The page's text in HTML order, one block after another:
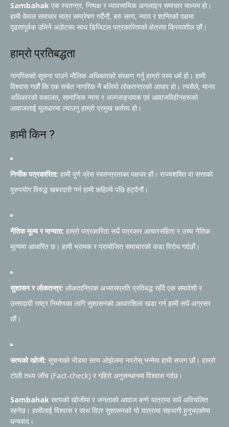
Sambahak एक स्वतन्त्र, निष्पक्ष र व्यावसायिक अनलाइन समाचार माध्यम हो।
हामी केवल समाचार मात्र सम्प्रेषण गर्दैनौं, बरु सत्य, न्याय र शान्तिको पक्षमा
दृढतापूर्वक उभिने अठोटका साथ डिजिटल पत्रकारिताको क्षेत्रमा क्रियाशील छौं।
हाम्रो प्रतिबद्धता
नागरिकको सूचना पाउने मौलिक अधिकारको संरक्षण गर्नु हाम्रो परम धर्म हो। हामी
विश्वास गर्छौं कि एक सचेत नागरिक नै बलियो लोकतन्त्रको आधार हो। त्यसैले, मानव
अधिकारको वकालत, सामाजिक न्याय र अल्पसङ्ख्यक एवं आवाजविहीनहरूको
आवाजलाई मूलधारमा ल्याउनु हाम्रो प्रमुख कर्तव्य हो।
हामी किन ?
निर्भीक पत्रकारिता: हामी पूर्ण प्रेस स्वतन्त्रताका पक्षधर हौं। राज्यशक्ति वा सत्ताको
दुरुपयोग विरुद्ध खबरदारी गर्न हामी कहिल्यै पछि हट्दैनौं।
नैतिक मूल्य र मान्यता: हाम्रो पत्रकारिता सधैं पत्रकार आचारसंहिता र उच्च नैतिक
मूल्यमा आधारित छ। हामी भ्रामक र प्रायोजित समाचारको कडा विरोध गर्दछौं।
सुशासन र लोकतन्त्र: लोकतान्त्रिक अभ्यासप्रति प्रतिबद्ध रहँदै एक समावेशी र
उत्तरदायी राष्ट्र निर्माणका लागि सुशासनको आधारशिला खडा गर्न हामी सधैं अग्रसर
छौं।
सत्यको खोजी: सूचनाको भीडमा सत्य ओझेलमा नपरोस् भन्नेमा हामी सजग छौं। हाम्रो
टोली तथ्य जाँच (Fact-check) र गहिरो अनुसन्धानमा विश्वास गर्दछ।
Sambahak सत्यको खोजीमा र जनताको आवाज बन्ने यात्रामा सधैं अविचलित
रहनेछ। हामीलाई विश्वास र साथ दिएर सुशासनको यो यात्रामा सहभागी हुनुभएकोमा
धन्यवाद।